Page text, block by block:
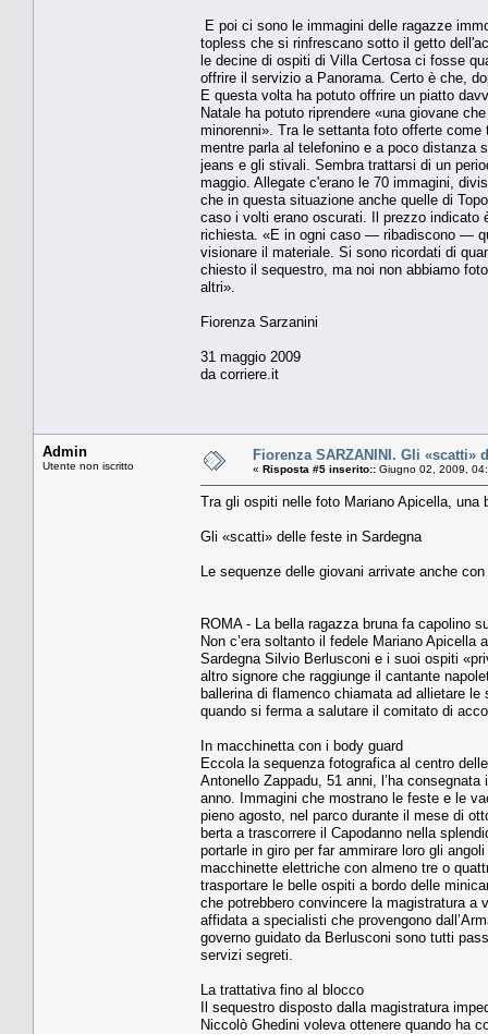
E poi ci sono le immagini delle ragazze
topless che si rinfrescano sotto il getto
le decine di ospiti di Villa Certosa ci fosse
offrire il servizio a Panorama. Certo è che,
E questa volta ha potuto offrire un piatto
Natale ha potuto riprendere «una giovane
minorenni». Tra le settanta foto offerte
mentre parla al telefonino e a poco distanza
jeans e gli stivali. Sembra trattarsi di un
maggio. Allegate c'erano le 70 immagini,
che in questa situazione anche quelle di
caso i volti erano oscurati. Il prezzo indicato
richiesta. «E in ogni caso — ribadiscono —
visionare il materiale. Si sono ricordati di
chiesto il sequestro, ma noi non abbiamo
altri».
Fiorenza Sarzanini
31 maggio 2009
da corriere.it
Admin
Utente non iscritto
Fiorenza SARZANINI. Gli «scatti»
« Risposta #5 inserito:: Giugno 02, 2009,
Tra gli ospiti nelle foto Mariano Apicella, una
Gli «scatti» delle feste in Sardegna
Le sequenze delle giovani arrivate anche
ROMA - La bella ragazza bruna fa capolino
Non c’era soltanto il fedele Mariano Api­cella
Sardegna Silvio Berlusconi e i suoi ospiti
altro signore che raggiunge il cantante
balleri­na di flamenco chiamata ad allietare
quando si ferma a salutare il comitato di
In macchinetta con i body guard
Eccola la sequenza fotogra­fica al centro
Antonello Zappa­du, 51 anni, l’ha
anno. Immagini che mostra­no le feste e le
pieno agosto, nel parco durante il mese di
berta a trascorrere il Capodan­no nella
portarle in gi­ro per far ammirare loro gli
macchinette elettriche con almeno tre o
trasportare le belle ospiti a bordo delle
che potrebbero convincere la ma­gistratura
affidata a specialisti che provengono
gover­no guidato da Berlusconi so­no tutti
servizi segreti.
La trattativa fino al blocco
Il sequestro disposto dalla magistratura
Niccolò Ghedi­ni voleva ottenere quando ha